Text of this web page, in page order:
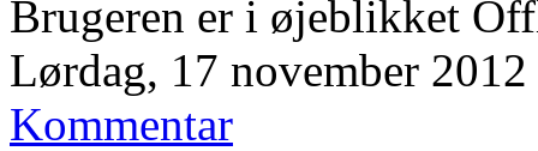
Brugeren er i øjeblikket
Lørdag, 17 november 2012
Kommentar